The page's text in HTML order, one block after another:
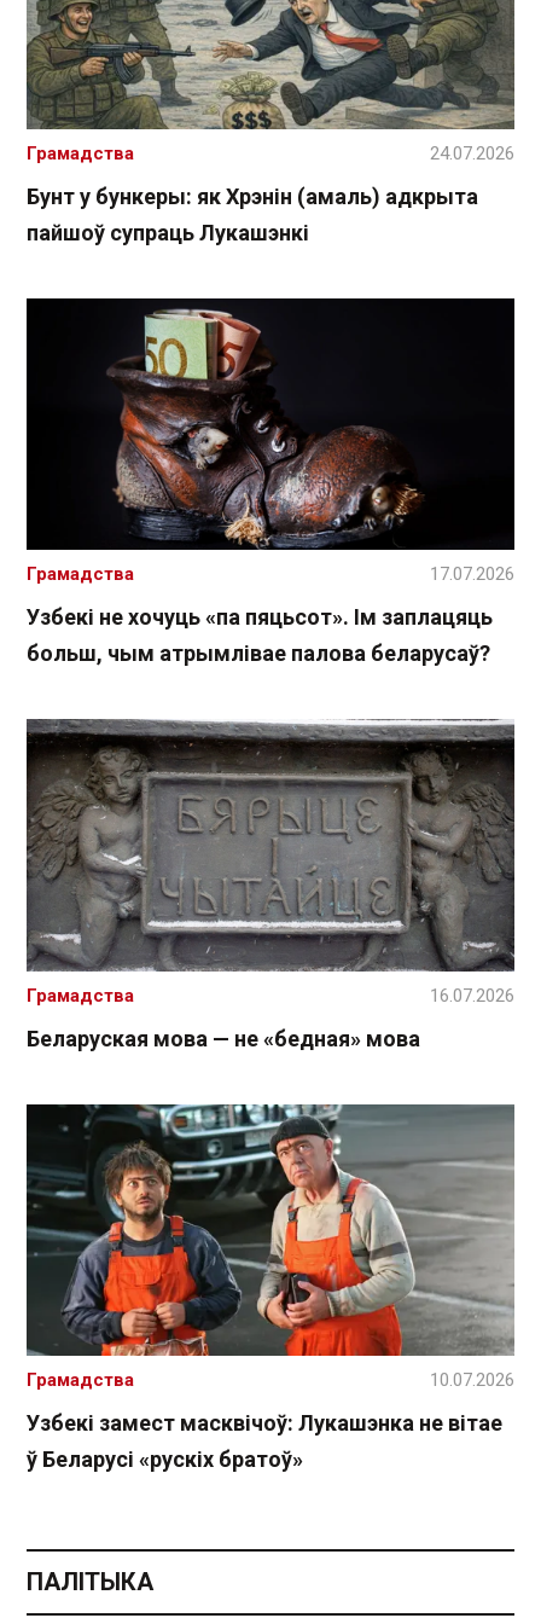
Бунт у бункеры: як Хрэнін (амаль) адкрыта
пайшоў супраць Лукашэнкі
Грамадства 24.07.2026
Узбекі не хочуць «па пяцьсот». Ім заплацяць
больш, чым атрымлівае палова беларусаў?
Грамадства 17.07.2026
Беларуская мова — не «бедная» мова
Грамадства 16.07.2026
Узбекі замест масквічоў: Лукашэнка не вітае
ў Беларусі «рускіх братоў»
Грамадства 10.07.2026
ПАЛІТЫКА